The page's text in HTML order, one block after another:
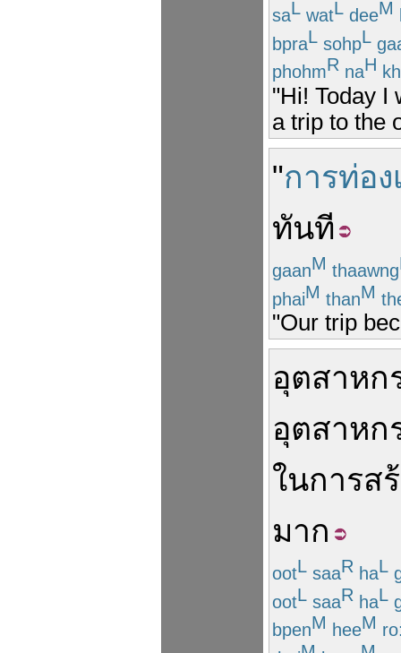
saL watL deeM
bpraL sohpL
phohmR naH
"Hi! Today I
a trip to the
"การท่อง
ทันที
gaanM thaawng
phaiM thanM
"Our trip
อุตสาหก
อุตสาหก
ในการส
มาก
ootL saaR haL
ootL saaR haL
bpenM heeM